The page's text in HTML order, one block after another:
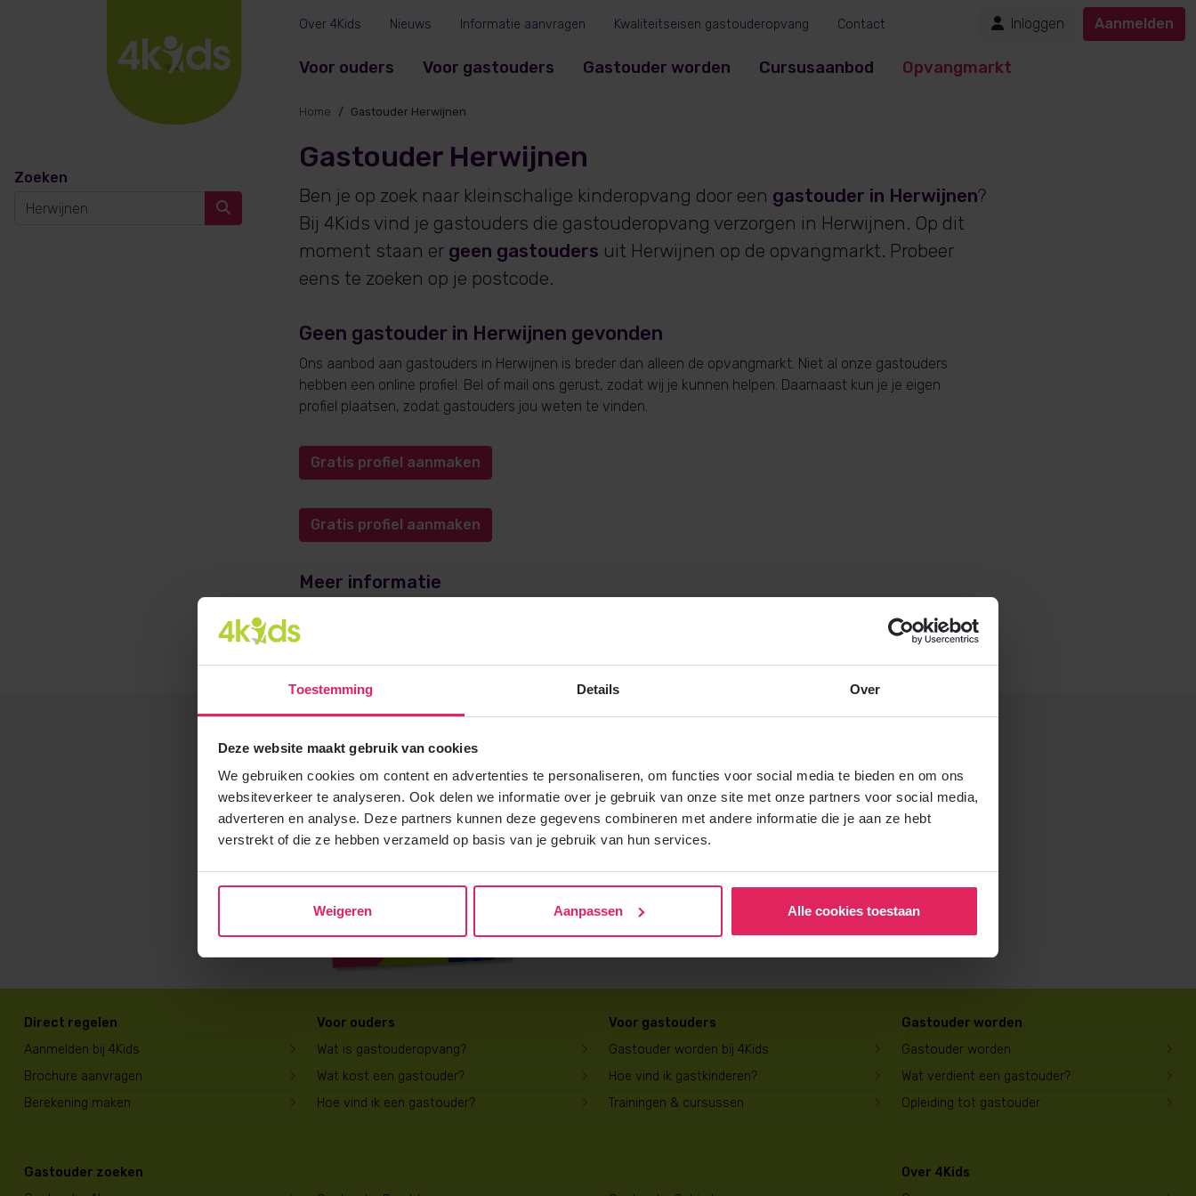
Toestemming Details Over
Deze website maakt gebruik van cookies
We gebruiken cookies om content en advertenties te personaliseren, om functies voor social media te bieden en om ons
websiteverkeer te analyseren. Ook delen we informatie over je gebruik van onze site met onze partners voor social media,
adverteren en analyse. Deze partners kunnen deze gegevens combineren met andere informatie die je aan ze hebt
verstrekt of die ze hebben verzameld op basis van je gebruik van hun services.
Weigeren Aanpassen Alle cookies toestaan
Voor ouders Voor gastouders Gastouder worden Cursusaanbod Opvangmarkt
Over 4Kids Nieuws Informatie aanvragen Kwaliteitseisen gastouderopvang Contact Inloggen Aanmelden
Zoeken
Home Gastouder Herwijnen
Gastouder Herwijnen
Ben je op zoek naar kleinschalige kinderopvang door een gastouder in Herwijnen?
Bij 4Kids vind je gastouders die gastouderopvang verzorgen in Herwijnen. Op dit
moment staan er geen gastouders uit Herwijnen op de opvangmarkt. Probeer
eens te zoeken op je postcode.
Geen gastouder in Herwijnen gevonden
Ons aanbod aan gastouders in Herwijnen is breder dan alleen de opvangmarkt. Niet al onze gastouders
hebben een online profiel. Bel of mail ons gerust, zodat wij je kunnen helpen. Daarnaast kun je je eigen
profiel plaatsen, zodat gastouders jou weten te vinden.
Gratis profiel aanmaken
Gratis profiel aanmaken
Meer informatie
opvangadvies@4kids.nl
Meer weten over gastouderopvang via gastouderbureau 4Kids?
Vraag gratis en vrijblijvend de 4Kids brochure voor ouders aan en
ontvang het direct in je mailbox.
Brochure aanvragen
Direct regelen
Aanmelden bij 4Kids
Brochure aanvragen
Berekening maken
Voor ouders
Wat is gastouderopvang?
Wat kost een gastouder?
Hoe vind ik een gastouder?
Voor gastouders
Gastouder worden bij 4Kids
Hoe vind ik gastkinderen?
Trainingen & cursussen
Gastouder worden
Gastouder worden
Wat verdient een gastouder?
Opleiding tot gastouder
Gastouder zoeken
Over 4Kids